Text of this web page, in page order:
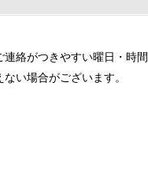
絡がつきやすい曜日・時
い場合がございます。